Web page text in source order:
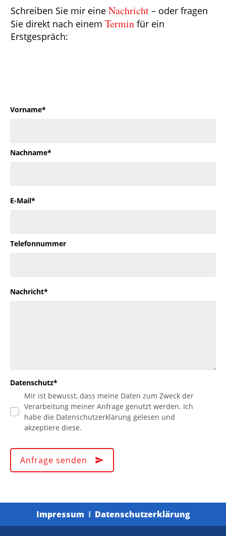
Schreiben Sie mir eine Nachricht – oder fragen
Sie direkt nach einem Termin für ein
Erstgespräch:
Vorname*
Nachname*
E-Mail*
Telefonnummer
Nachricht*
Datenschutz*
Mir ist bewusst, dass meine Daten zum Zweck der
Verarbeitung meiner Anfrage genutzt werden. Ich
habe die Datenschutzerklärung gelesen und
akzeptiere diese.
Anfrage senden
Impressum I Datenschutzerklärung